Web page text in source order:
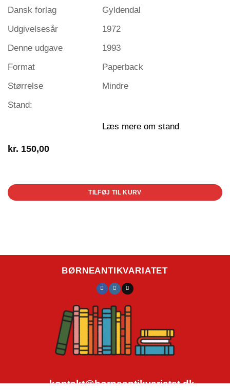
Dansk forlag
Gyldendal
Udgivelsesår
1972
Denne udgave
1993
Format
Paperback
Størrelse
Mindre
Stand:
Læs mere om stand
kr. 150,00
TILFØJ TIL KURV
BØRNEANTIKVARIATET
kontakt@borneantikvariatet.dk